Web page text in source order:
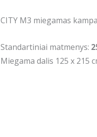
CITY M3 miegamas
Standartiniai matmenys:
Miegama dalis 125 x 215